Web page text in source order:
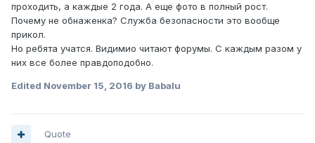
проходить, а каждые 2 года. А еще фото в полный рост.
Почему не обнаженка? Служба безопасности это вообще
прикол.
Но ребята учатся. Видимио читают форумы. С каждым разом у
них все более правдоподобно.
Edited November 15, 2016 by Babalu
Quote